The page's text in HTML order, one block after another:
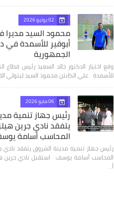
02 يوليو 2026
محمود السيد مديرا
أبوقير للأسمدة في
الجمهورية
وقع اختيار الدكتور خالد السعيد رئيس قطاع
للأسمدة علي الكابتن محمود السيد ليتولي
06 مايو 2026
رئيس جهاز تنمية
يتفقد نادي جرين
المحاسب أسامة
رئيس جهاز تنمية مدينة الشروق يتفقد
المحاسب أسامة يوسف استقبل نادي جرين
أ…